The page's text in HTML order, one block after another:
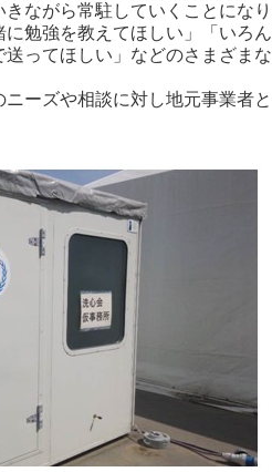
ながら常駐していくことになり
勉強を教えてほしい」「いろ
ってほしい」などのさまざま
ーズや相談に対し地元事業者